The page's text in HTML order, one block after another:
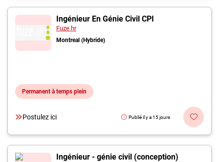
Ingénieur En Génie Civil CPI
Fuze hr
Montreal (Hybride)
Permanent à temps plein
Postulez ici Publié il y a 15 jours
Ingénieur - génie civil (conception)